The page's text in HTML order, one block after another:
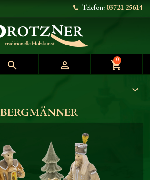
Telefon: 03721 25614
  shopping_cart
0
BERGMÄNNER